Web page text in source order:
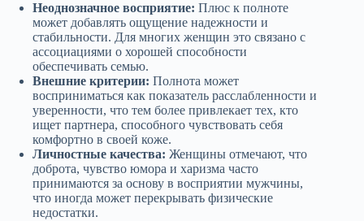
Неоднозначное восприятие: Плюс к полноте
может добавлять ощущение надежности и
стабильности. Для многих женщин это связано с
ассоциациями о хорошей способности
обеспечивать семью.
Внешние критерии: Полнота может
восприниматься как показатель расслабленности и
уверенности, что тем более привлекает тех, кто
ищет партнера, способного чувствовать себя
комфортно в своей коже.
Личностные качества: Женщины отмечают, что
доброта, чувство юмора и харизма часто
принимаются за основу в восприятии мужчины,
что иногда может перекрывать физические
недостатки.